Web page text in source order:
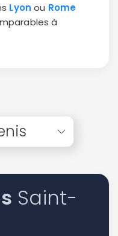
Lyon ou Rome
à
Saint-